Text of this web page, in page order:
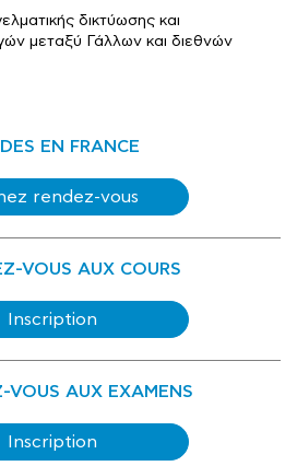
δικτύωσης και
μεταξύ Γάλλων και διεθνών
EN FRANCE
rendez-vous
VOUS AUX COURS
Inscription
VOUS AUX EXAMENS
Inscription